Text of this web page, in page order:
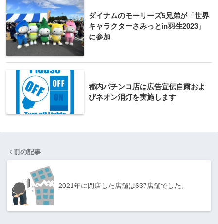
ダイナムのモーリーズ5兄弟が「世界
キャラクターさみっとin羽生2023」
に参加
都内パチンコ店は広告宣伝自粛およ
びネオン消灯を実施します
前の記事
2021年に閉店した店舗は637店舗でした。